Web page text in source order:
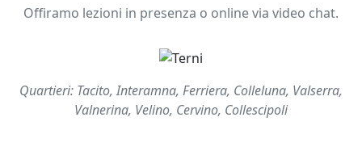
Offiramo lezioni in presenza o online via video chat.
Quartieri: Tacito, Interamna, Ferriera, Colleluna, Valserra,
Valnerina, Velino, Cervino, Collescipoli